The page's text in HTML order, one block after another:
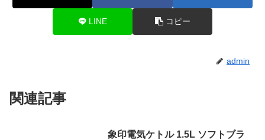
LINE コピー
admin
関連記事
象印電気ケトル 1.5L ソフトブラ